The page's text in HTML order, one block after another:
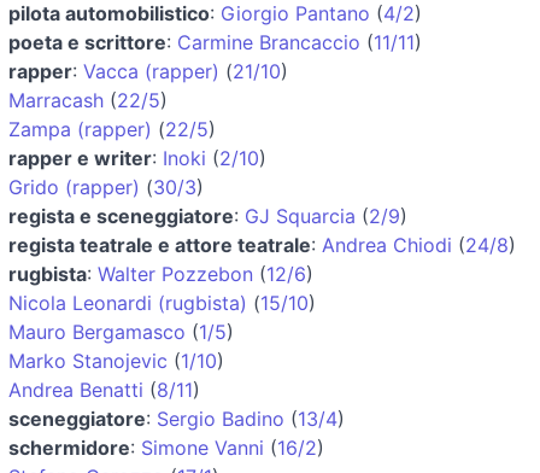
pilota automobilistico: Giorgio Pantano (4/2)
poeta e scrittore: Carmine Brancaccio (11/11)
rapper: Vacca (rapper) (21/10)
Marracash (22/5)
Zampa (rapper) (22/5)
rapper e writer: Inoki (2/10)
Grido (rapper) (30/3)
regista e sceneggiatore: GJ Squarcia (2/9)
regista teatrale e attore teatrale: Andrea Chiodi (24/8)
rugbista: Walter Pozzebon (12/6)
Nicola Leonardi (rugbista) (15/10)
Mauro Bergamasco (1/5)
Marko Stanojevic (1/10)
Andrea Benatti (8/11)
sceneggiatore: Sergio Badino (13/4)
schermidore: Simone Vanni (16/2)